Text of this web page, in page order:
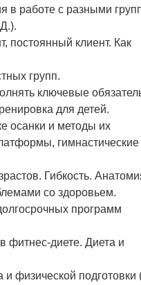
в работе с разными
постоянный клиент. Как
групп.
ключевые
для детей.
осанки и методы их
Гибкость.
со здоровьем.
программ
фитнес-диете. Диета и
физической подготовки
Prisijungti
Atsiminti mane